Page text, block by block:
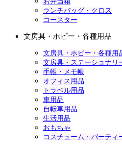
ランチバッグ・クロス
コースター
文房具・ホビー・各種用品
文房具・ホビー・各種用
文房具・ステーショナリ
手帳・メモ帳
オフィス用品
トラベル用品
車用品
自転車用品
生活用品
おもちゃ
コスチューム・パーティ